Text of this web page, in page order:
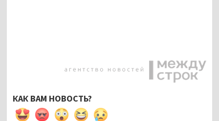
КАК ВАМ НОВОСТЬ?